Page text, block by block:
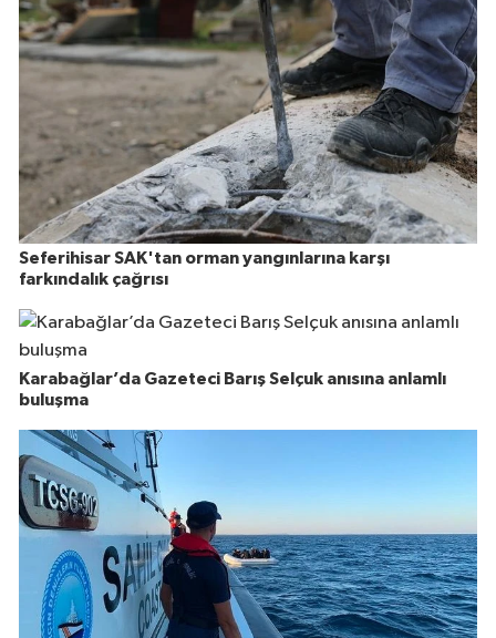
Seferihisar SAK'tan orman yangınlarına karşı
farkındalık çağrısı
Karabağlar’da Gazeteci Barış Selçuk anısına anlamlı
buluşma